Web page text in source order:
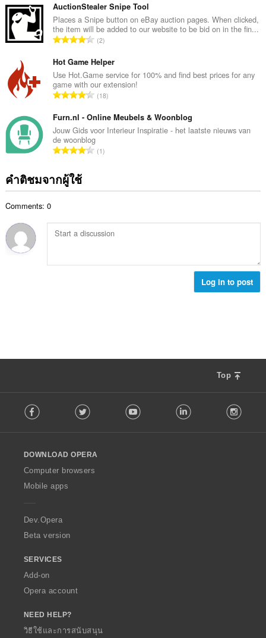
น
น
ร
ว
ม
ทั้
ง
ห
ด
:
ว
น
ค
ะ
น
น
ร
ว
ม
ทั้
ง
ห
AuctionStealer Snipe Tool
Places a Snipe button on eBay auction pages. When clicked,
the item will be added to our website to be bid on in the fin...
จำ
ว
น
ค
ะ
น
น
ร
ว
ง
ด
2
Hot Game Helper
Use Hot.Game service for 100% and find best prices for any
game with our extension!
จำ
ว
น
ค
ะ
น
ม
ทั้
18
Furn.nl - Online Meubels & Woonblog
Jouw Gids voor Interieur Inspiratie - het laatste nieuws van
de woonblog
จำ
แ
น
ว
1
คำติชมจากผู้ใช้
Comments: 0
Log in to post
Top
o
w
O
p
a
Facebook Twitter Youtube LinkedIn
DOWNLOAD OPERA
Computer browsers
Mobile apps
Dev.Opera
Beta version
SERVICES
Add-on
Opera account
NEED HELP?
วิธีใช้และการสนับสนุน